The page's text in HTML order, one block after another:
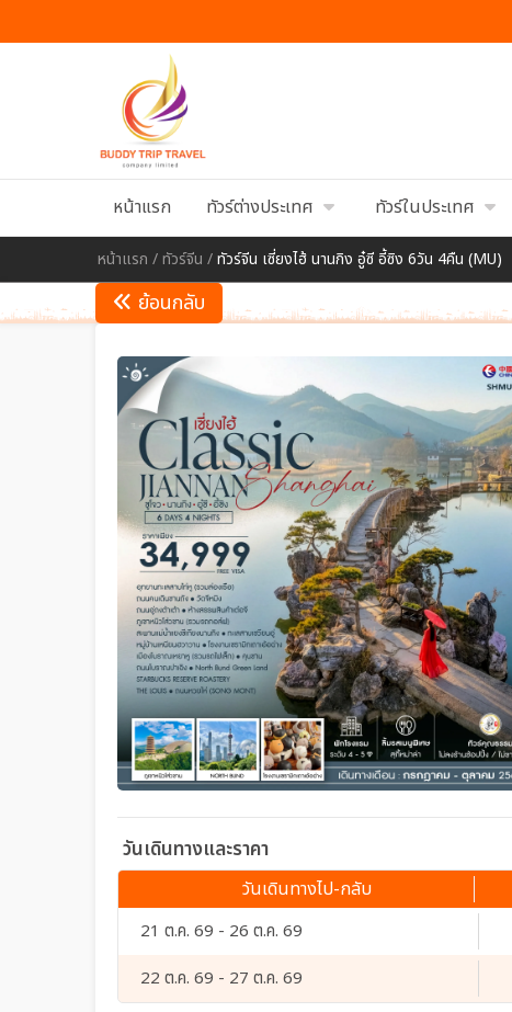
หน้าแรก ทัวร์ต่างประเทศ ทัวร์ในประเทศ
หน้าแรก /ทัวร์จีน /ทัวร์จีน เซี่ยงไฮ้ นานกิง อู๋ซี อี้ซิง 6วัน 4คืน (MU)
ย้อนกลับ
วันเดินทางและราคา
วันเดินทางไป-กลับ
21 ต.ค. 69 - 26 ต.ค. 69
22 ต.ค. 69 - 27 ต.ค. 69